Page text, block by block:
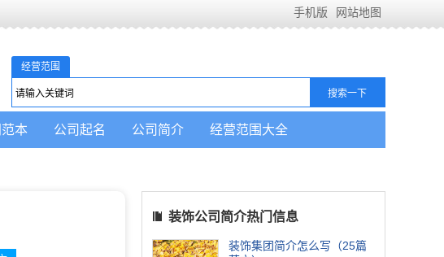
手机版 网站地图
经营范围
本 公司起名 公司简介 经营范围大全
装饰公司简介热门信息
装饰集团简介怎么写（25篇